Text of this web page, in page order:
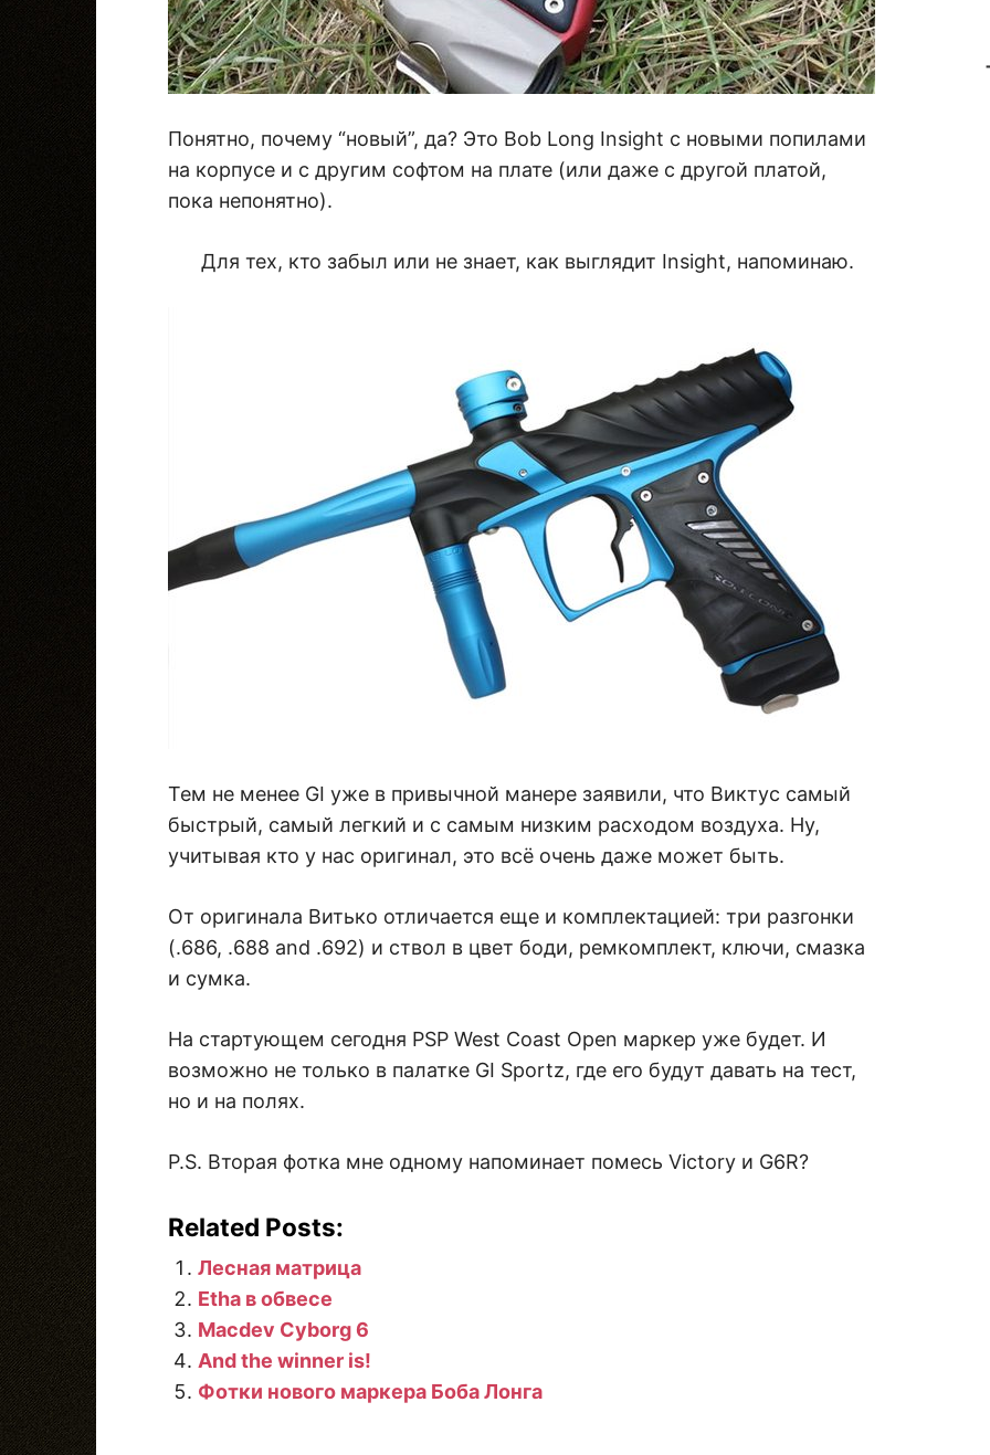
Понятно, почему “новый”, да? Это Bob Long Insight с новыми попилами
на корпусе и с другим софтом на плате (или даже с другой платой,
пока непонятно).
Для тех, кто забыл или не знает, как выглядит Insight, напоминаю.
Тем не менее GI уже в привычной манере заявили, что Виктус самый
быстрый, самый легкий и с самым низким расходом воздуха. Ну,
учитывая кто у нас оригинал, это всё очень даже может быть.
От оригинала Витько отличается еще и комплектацией: три разгонки
(.686, .688 and .692) и ствол в цвет боди, ремкомплект, ключи, смазка
и сумка.
На стартующем сегодня PSP West Coast Open маркер уже будет. И
возможно не только в палатке GI Sportz, где его будут давать на тест,
но и на полях.
P.S. Вторая фотка мне одному напоминает помесь Victory и G6R?
Related Posts:
Лесная матрица
Etha в обвесе
Macdev Cyborg 6
And the winner is!
Фотки нового маркера Боба Лонга